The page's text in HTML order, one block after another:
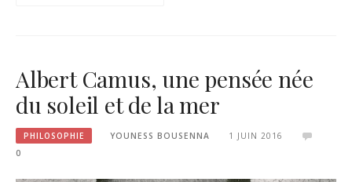
Albert Camus, une pensée née
du soleil et de la mer
PHILOSOPHIE YOUNESS BOUSENNA
1 JUIN 2016
0